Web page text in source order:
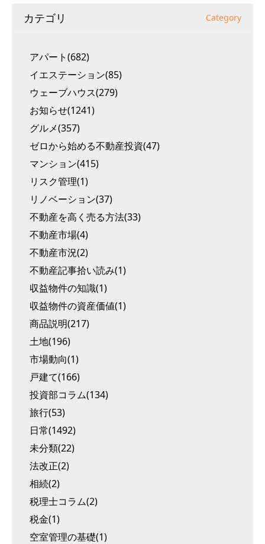
カテゴリ Category
アパート(682)
イエステーション(85)
ウェーブハウス(279)
お知らせ(1241)
グルメ(357)
ゼロから始める不動産投資(47)
マンション(415)
リスク管理(1)
リノベーション(37)
不動産を高く売る方法(33)
不動産市場(4)
不動産市況(2)
不動産記事拾い読み(1)
収益物件の知識(1)
収益物件の資産価値(1)
商品説明(217)
土地(196)
市場動向(1)
戸建て(166)
投資部コラム(134)
旅行(53)
日常(1492)
未分類(22)
法改正(2)
相続(2)
税理士コラム(2)
税金(1)
空室管理の基礎(1)